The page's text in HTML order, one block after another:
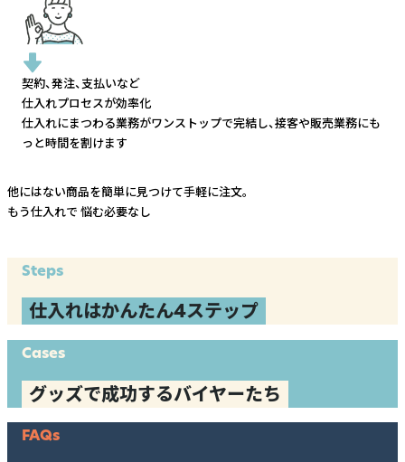
契約、発注、支払いなど
仕入れプロセスが効率化
仕入れにまつわる業務がワンストップで完結し、接客や販売業務にも
っと時間を割けます
他にはない商品を簡単に見つけて手軽に注文。
もう仕入れで 悩む必要なし
Steps
仕入れはかんたん4ステップ
Cases
グッズで成功するバイヤーたち
FAQs